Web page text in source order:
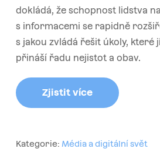
dokládá, že schopnost lidstva
s informacemi se rapidně
s jakou zvládá řešit úkoly, které
přináší řadu nejistot a obav.
Zjistit více
Kategorie: Média a digitální svět